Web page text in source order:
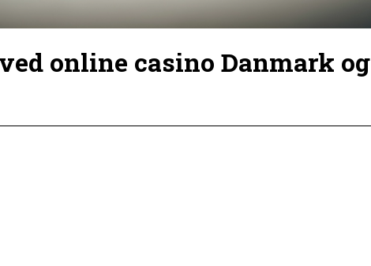
online casino Danmark og